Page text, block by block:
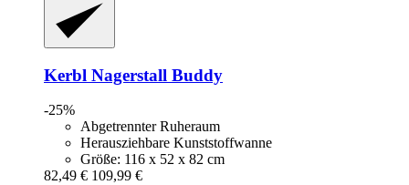
Kerbl Nagerstall Buddy
-25%
Abgetrennter Ruheraum
Herausziehbare Kunststoffwanne
Größe: 116 x 52 x 82 cm
82,49 € 109,99 €